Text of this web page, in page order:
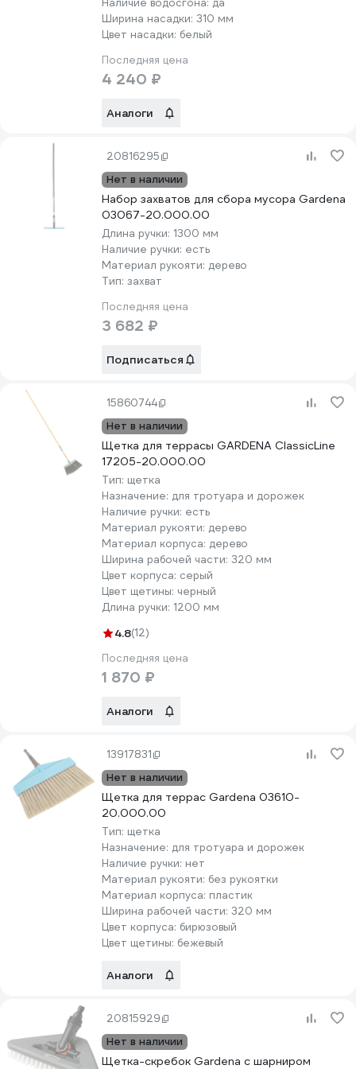
Наличие водосгона: да
Ширина насадки: 310 мм
Цвет насадки: белый
Последняя цена
4 240 ₽
Аналоги
20816295
Нет в наличии
Набор захватов для сбора мусора Gardena
03067-20.000.00
Длина ручки: 1300 мм
Наличие ручки: есть
Материал рукояти: дерево
Тип: захват
Последняя цена
3 682 ₽
Подписаться
15860744
Нет в наличии
Щетка для террасы GARDENA ClassicLine
17205-20.000.00
Тип: щетка
Назначение: для тротуара и дорожек
Наличие ручки: есть
Материал рукояти: дерево
Материал корпуса: дерево
Ширина рабочей части: 320 мм
Цвет корпуса: серый
Цвет щетины: черный
Длина ручки: 1200 мм
4.8(12)
Последняя цена
1 870 ₽
Аналоги
13917831
Нет в наличии
Щетка для террас Gardena 03610-
20.000.00
Тип: щетка
Назначение: для тротуара и дорожек
Наличие ручки: нет
Материал рукояти: без рукоятки
Материал корпуса: пластик
Ширина рабочей части: 320 мм
Цвет корпуса: бирюзовый
Цвет щетины: бежевый
Аналоги
20815929
Нет в наличии
Щетка-скребок Gardena с шарниром